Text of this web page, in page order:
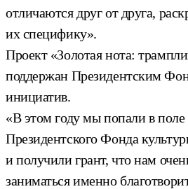
отличаются друг от друга,
их специфику».
Проект «Золотая нота:
поддержан Президентским
инициатив.
«В этом году мы попали в поле
Президентского Фонда
и получили грант, что нам
заниматься именно